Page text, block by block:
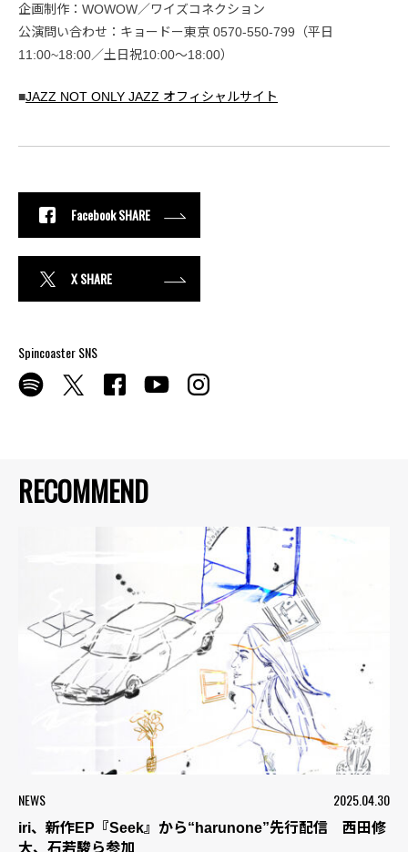
RECOMMEND
NEWS 2025.04.30
iri、新作EP『Seek』から“harunone”先行配信 西田修
大、石若駿ら参加
企画制作：WOWOW／ワイズコネクション
公演問い合わせ：キョードー東京 0570-550-799（平日
11:00~18:00／土日祝10:00〜18:00）
■JAZZ NOT ONLY JAZZ オフィシャルサイト
Facebook SHARE
X SHARE
Spincoaster SNS